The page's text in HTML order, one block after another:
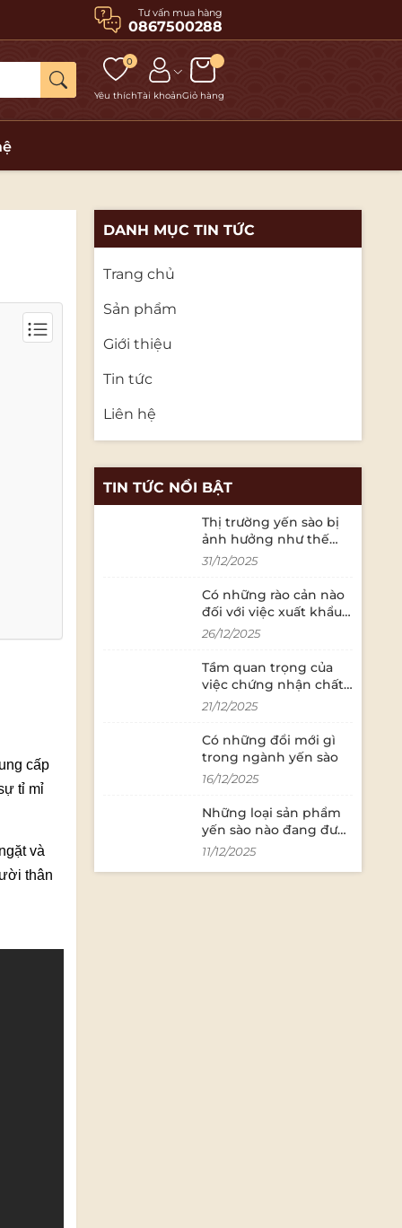
Tư vấn mua hàng
0867500288
0
Yêu thíchTài khoảnGiỏ hàng
cấp
tỉ mỉ
và
thân
DANH MỤC TIN TỨC
Trang chủ
Sản phẩm
Giới thiệu
Tin tức
Liên hệ
TIN TỨC NỔI BẬT
Thị trường yến sào bị
ảnh hưởng như thế
nào bởi các quy định
31/12/2025
Có những rào cản nào
đối với việc xuất khẩu
yến sào sang thị
26/12/2025
Tầm quan trọng của
việc chứng nhận chất
lượng trong ngành
21/12/2025
Có những đổi mới gì
trong ngành yến sào
16/12/2025
Những loại sản phẩm
yến sào nào đang được
ưa chuộng trên thị
11/12/2025